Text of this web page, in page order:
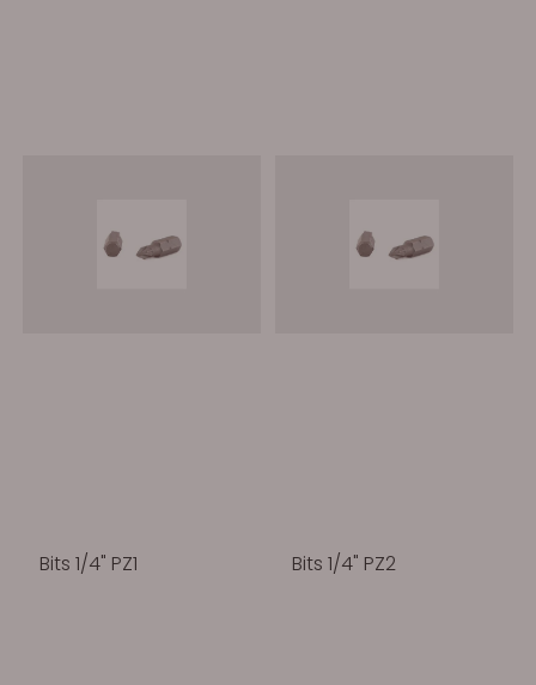
Bits 1/4" PZ1 Bits 1/4" PZ2